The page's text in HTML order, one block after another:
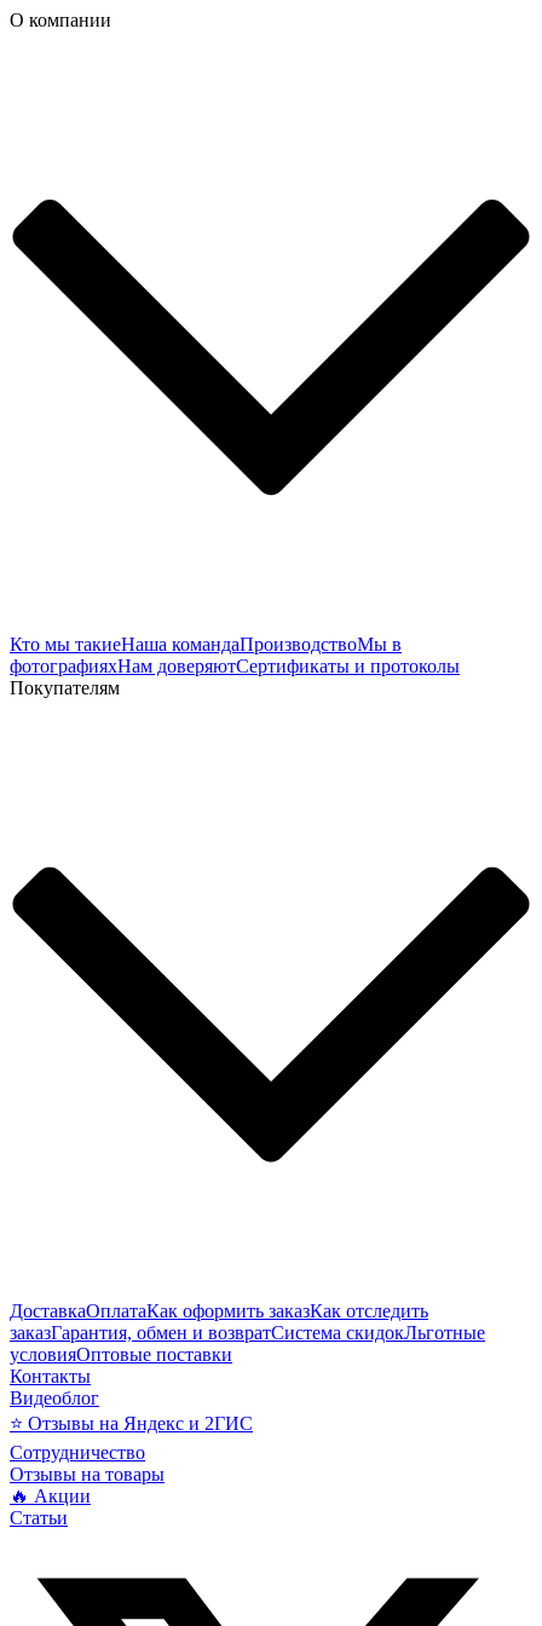
О компании
Кто мы такиеНаша командаПроизводствоМы в
фотографияхНам доверяютСертификаты и протоколы
Покупателям
ДоставкаОплатаКак оформить заказКак отследить
заказГарантия, обмен и возвратСистема скидокЛьготные
условияОптовые поставки
Контакты
Видеоблог
⭐ Отзывы на Яндекс и 2ГИС
Сотрудничество
Отзывы на товары
🔥 Акции
Статьи